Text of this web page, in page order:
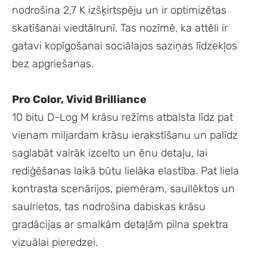
nodrošina 2,7 K izšķirtspēju un ir optimizētas
skatīšanai viedtālrunī. Tas nozīmē, ka attēli ir
gatavi kopīgošanai sociālajos saziņas līdzekļos
bez apgriešanas.
Pro Color, Vivid Brilliance
10 bitu D-Log M krāsu režīms atbalsta līdz pat
vienam miljardam krāsu ierakstīšanu un palīdz
saglabāt vairāk izcelto un ēnu detaļu, lai
rediģēšanas laikā būtu lielāka elastība. Pat liela
kontrasta scenārijos, piemēram, saullēktos un
saulrietos, tas nodrošina dabiskas krāsu
gradācijas ar smalkām detaļām pilna spektra
vizuālai pieredzei.